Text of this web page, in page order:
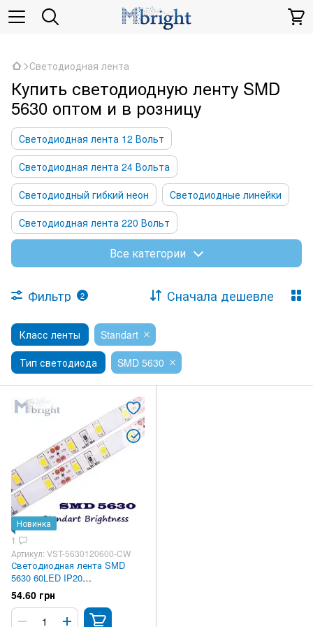
Светодиодная лента
Купить светодиодную ленту SMD
5630 оптом и в розницу
Светодиодная лента 12 Вольт
Светодиодная лента 24 Вольта
Светодиодный гибкий неон
Светодиодные линейки
Светодиодная лента 220 Вольт
Светодиодная лента 48 Вольт
Все категории
Фильтр 2 Сначала дешевле
Класс ленты
Standart
Тип светодиода
SMD 5630
Новинка
1
Артикул: VST-5630120600-CW
Светодиодная лента SMD
5630 60LED IP20
Негерметичная Standart
54.60 грн